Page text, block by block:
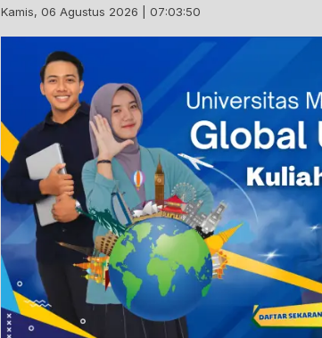
Kamis, 06 Agustus 2026 | 07:03:51